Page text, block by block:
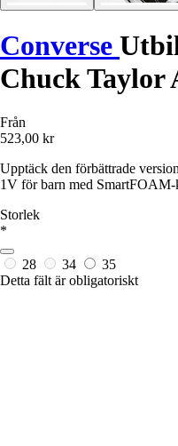
Converse
Chuck Taylor
Från
523,00 kr
Upptäck den förbättrade
1V för barn med
Storlek
*
28 34
35
Detta fält är obligatoriskt